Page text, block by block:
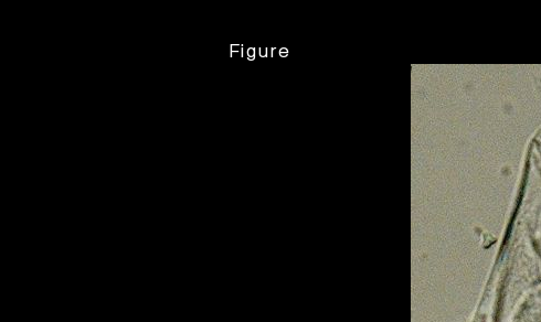
Figure